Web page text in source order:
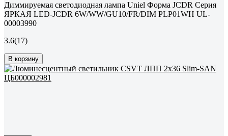
Диммируемая светодиодная лампа Uniel Форма JCDR Серия
ЯРКАЯ LED-JCDR 6W/WW/GU10/FR/DIM PLP01WH UL-
00003990
3.6(17)
В корзину